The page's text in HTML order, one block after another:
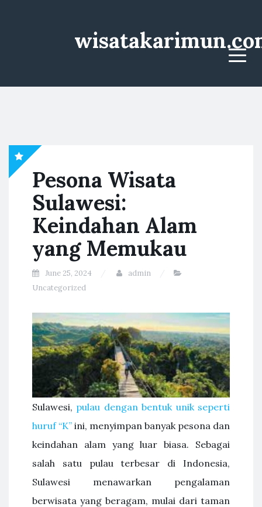
Menu
Pesona Wisata
Sulawesi:
Keindahan Alam
yang Memukau
June 25, 2024
admin
Uncategorized
Sulawesi, pulau dengan bentuk unik seperti
huruf “K” ini, menyimpan banyak pesona dan
keindahan alam yang luar biasa. Sebagai
salah satu pulau terbesar di Indonesia,
Sulawesi menawarkan pengalaman
berwisata yang beragam, mulai dari taman